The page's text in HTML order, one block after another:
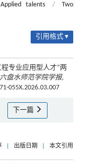
Applied talents /
Two
引用格式 ▾
专业应用型人才“两
六盘水师范学院学报,
055X.2026.03.007
下一篇
出版日期 本文引用